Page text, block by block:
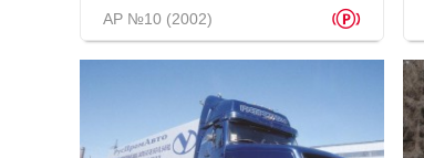
АР №10 (2002) p